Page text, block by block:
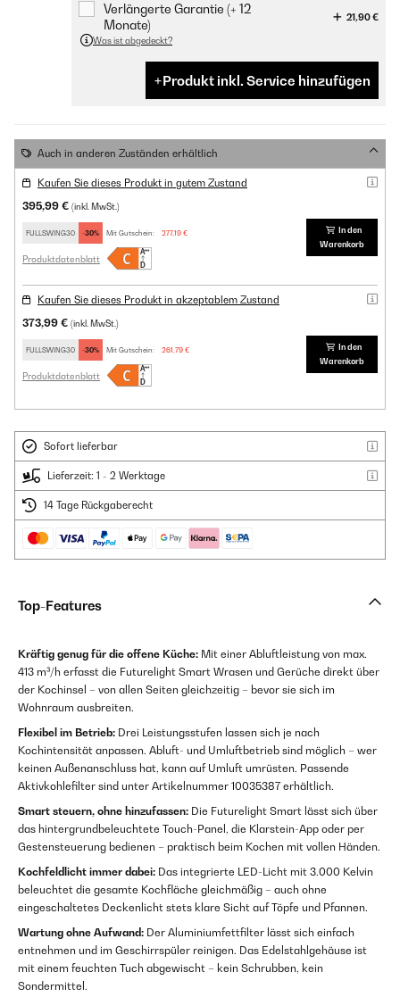
Verlängerte Garantie (+ 12
Monate)
21,90 €
Was ist abgedeckt?
Produkt inkl. Service hinzufügen
Auch in anderen Zuständen erhältlich
Kaufen Sie dieses Produkt in gutem Zustand
395,99 € (inkl. MwSt.)
FULLSWING30 -30% Mit Gutschein: 277,19 €
Produktdatenblatt
In den
Warenkorb
Kaufen Sie dieses Produkt in akzeptablem Zustand
373,99 € (inkl. MwSt.)
FULLSWING30 -30% Mit Gutschein: 261,79 €
Produktdatenblatt
In den
Warenkorb
Sofort lieferbar
Lieferzeit: 1 - 2 Werktage
14 Tage Rückgaberecht
Top-Features
Kräftig genug für die offene Küche: Mit einer Abluftleistung von max.
413 m³/h erfasst die Futurelight Smart Wrasen und Gerüche direkt über
der Kochinsel – von allen Seiten gleichzeitig – bevor sie sich im
Wohnraum ausbreiten.
Flexibel im Betrieb: Drei Leistungsstufen lassen sich je nach
Kochintensität anpassen. Abluft- und Umluftbetrieb sind möglich – wer
keinen Außenanschluss hat, kann auf Umluft umrüsten. Passende
Aktivkohlefilter sind unter Artikelnummer 10035387 erhältlich.
Smart steuern, ohne hinzufassen: Die Futurelight Smart lässt sich über
das hintergrundbeleuchtete Touch-Panel, die Klarstein-App oder per
Gestensteuerung bedienen – praktisch beim Kochen mit vollen Händen.
Kochfeldlicht immer dabei: Das integrierte LED-Licht mit 3.000 Kelvin
beleuchtet die gesamte Kochfläche gleichmäßig – auch ohne
eingeschaltetes Deckenlicht stets klare Sicht auf Töpfe und Pfannen.
Wartung ohne Aufwand: Der Aluminiumfettfilter lässt sich einfach
entnehmen und im Geschirrspüler reinigen. Das Edelstahlgehäuse ist
mit einem feuchten Tuch abgewischt – kein Schrubben, kein
Sondermittel.